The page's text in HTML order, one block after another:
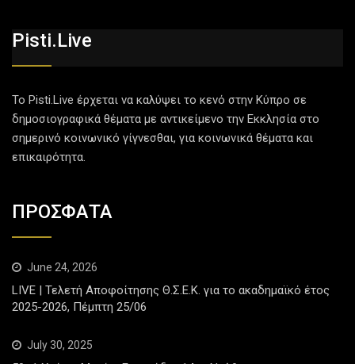
Pisti.live
Το Pisti.Live έρχεται να καλύψει το κενό στην Κύπρο σε
δημοσιογραφικά θέματα με αντικείμενο την Εκκλησία στο
σημερινό κοινωνικό γίγνεσθαι, για κοινωνικά θέματα και
επικαιρότητα.
ΠΡΟΣΦΑΤΑ
June 24, 2026
LIVE | Τελετή Αποφοίτησης Θ.Σ.Ε.Κ. για το ακαδημαϊκό έτος
2025-2026, Πέμπτη 25/06
July 30, 2025